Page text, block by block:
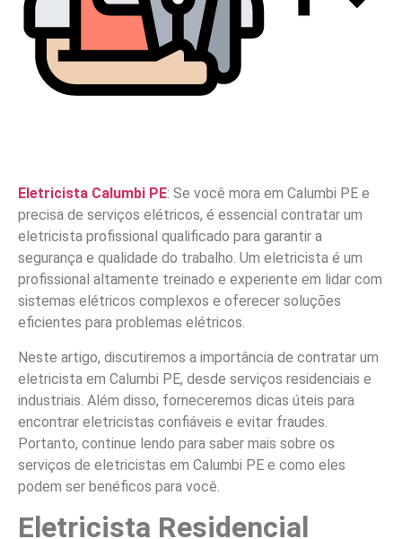
Eletricista Calumbi PE: Se você mora em Calumbi PE e
precisa de serviços elétricos, é essencial contratar um
eletricista profissional qualificado para garantir a
segurança e qualidade do trabalho. Um eletricista é um
profissional altamente treinado e experiente em lidar com
sistemas elétricos complexos e oferecer soluções
eficientes para problemas elétricos.
Neste artigo, discutiremos a importância de contratar um
eletricista em Calumbi PE, desde serviços residenciais e
industriais. Além disso, forneceremos dicas úteis para
encontrar eletricistas confiáveis e evitar fraudes.
Portanto, continue lendo para saber mais sobre os
serviços de eletricistas em Calumbi PE e como eles
podem ser benéficos para você.
Eletricista Residencial